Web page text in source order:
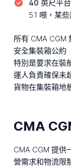
40 英尺平台
5.1 噸，某
所有 CMA CGM
安全集裝箱公約
特別是要求在裝
運人負責確保未
貨物在集裝箱地
CMA
CMA CGM 提供
營需求和物流限